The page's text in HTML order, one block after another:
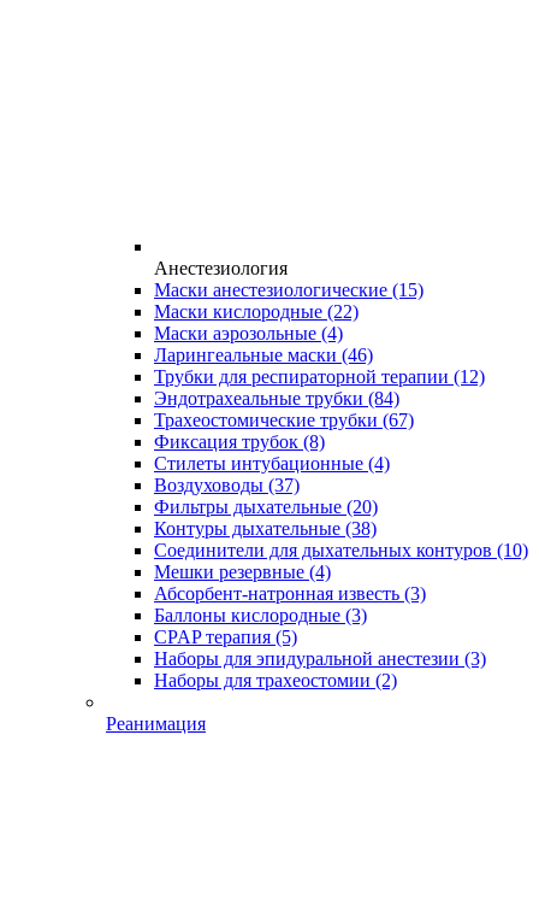
Анестезиология
Маски анестезиологические (15)
Маски кислородные (22)
Маски аэрозольные (4)
Ларингеальные маски (46)
Трубки для респираторной терапии (12)
Эндотрахеальные трубки (84)
Трахеостомические трубки (67)
Фиксация трубок (8)
Стилеты интубационные (4)
Воздуховоды (37)
Фильтры дыхательные (20)
Контуры дыхательные (38)
Соединители для дыхательных контуров (10)
Мешки резервные (4)
Абсорбент-натронная известь (3)
Баллоны кислородные (3)
CPAP терапия (5)
Наборы для эпидуральной анестезии (3)
Наборы для трахеостомии (2)
Реанимация